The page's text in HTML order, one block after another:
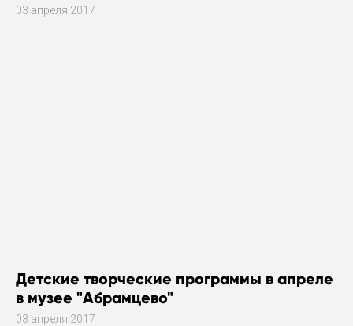
03 апреля 2017
Детские творческие программы в апреле
в музее "Абрамцево"
03 апреля 2017